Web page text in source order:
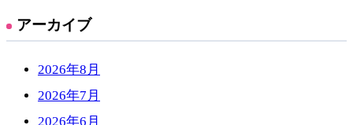
アーカイブ
2026年8月
2026年7月
2026年6月